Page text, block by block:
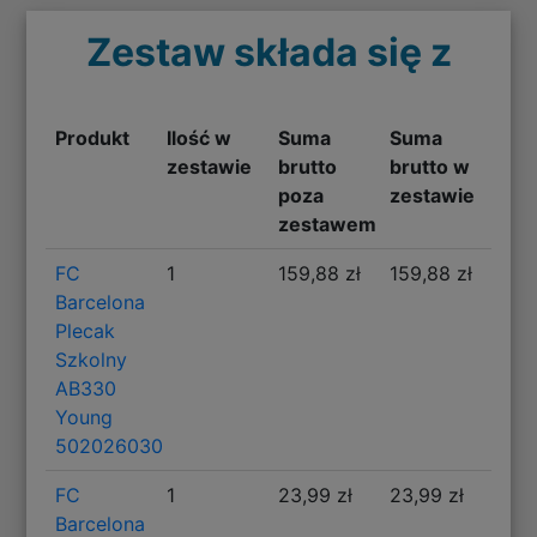
Zestaw składa się z
Produkt
Ilość w
zestawie
Suma
brutto
poza
zestawem
Suma
brutto w
zestawie
FC
Barcelona
Plecak
Szkolny
AB330
Young
502026030
1 159,88 zł 159,88 zł
FC
Barcelona
1 23,99 zł 23,99 zł